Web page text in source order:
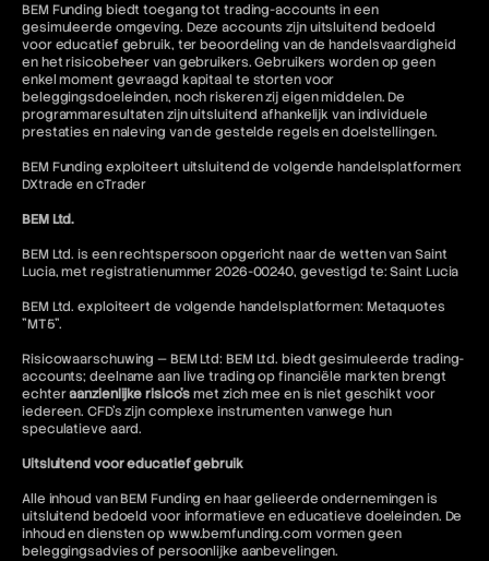
BEM Funding biedt toegang tot trading-accounts in een
gesimuleerde omgeving. Deze accounts zijn uitsluitend bedoeld
voor educatief gebruik, ter beoordeling van de handelsvaardigheid
en het risicobeheer van gebruikers. Gebruikers worden op geen
enkel moment gevraagd kapitaal te storten voor
beleggingsdoeleinden, noch riskeren zij eigen middelen. De
programmaresultaten zijn uitsluitend afhankelijk van individuele
prestaties en naleving van de gestelde regels en doelstellingen.
BEM Funding exploiteert uitsluitend de volgende handelsplatformen:
DXtrade en cTrader
BEM Ltd.
BEM Ltd. is een rechtspersoon opgericht naar de wetten van Saint
Lucia, met registratienummer 2026-00240, gevestigd te: Saint Lucia
BEM Ltd. exploiteert de volgende handelsplatformen: Metaquotes
"MT5".
Risicowaarschuwing — BEM Ltd: BEM Ltd. biedt gesimuleerde trading-
accounts; deelname aan live trading op financiële markten brengt
echteraanzienlijke risico'smet zich mee en is niet geschikt voor
iedereen. CFD's zijn complexe instrumenten vanwege hun
speculatieve aard.
Uitsluitend voor educatief gebruik
Alle inhoud van BEM Funding en haar gelieerde ondernemingen is
uitsluitend bedoeld voor informatieve en educatieve doeleinden. De
inhoud en diensten op www.bemfunding.com vormen geen
beleggingsadvies of persoonlijke aanbevelingen.